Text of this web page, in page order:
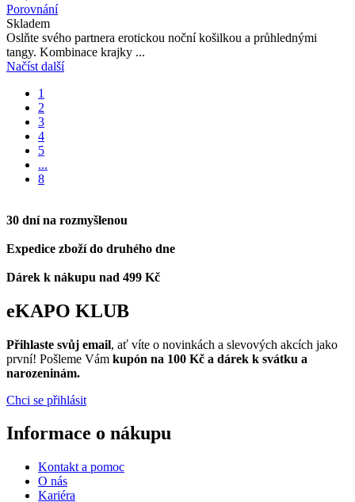
Porovnání
Skladem
Oslňte svého partnera erotickou noční košilkou a průhlednými
tangy. Kombinace krajky ...
Načíst další
1
2
3
4
5
...
8
30 dní na rozmyšlenou
Expedice zboží do druhého dne
Dárek k nákupu nad 499 Kč
eKAPO KLUB
Přihlaste svůj email, ať víte o novinkách a slevových akcích jako
první! Pošleme Vám kupón na 100 Kč a dárek k svátku a
narozeninám.
Chci se přihlásit
Informace o nákupu
Kontakt a pomoc
O nás
Kariéra